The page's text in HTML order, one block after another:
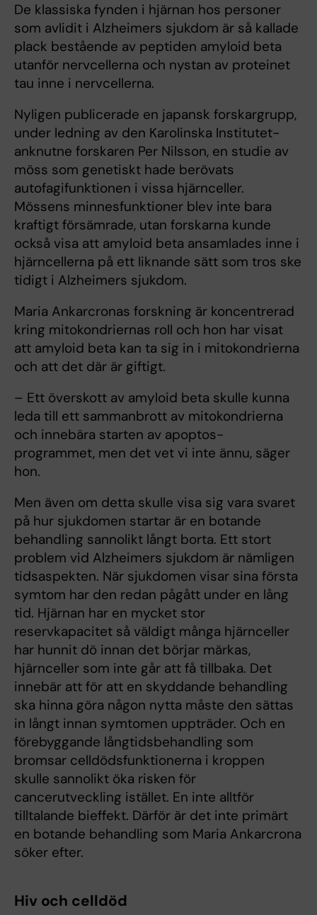
De klassiska fynden i hjärnan hos personer
som avlidit i Alzheimers sjukdom är så kallade
plack bestående av peptiden amyloid beta
utanför nervcellerna och nystan av proteinet
tau inne i nervcellerna.
Nyligen publicerade en japansk forskargrupp,
under ledning av den Karolinska Institutet-
anknutne forskaren Per Nilsson, en studie av
möss som genetiskt hade berövats
autofagifunktionen i vissa hjärnceller.
Mössens minnesfunktioner blev inte bara
kraftigt försämrade, utan forskarna kunde
också visa att amyloid beta ansamlades inne i
hjärncellerna på ett liknande sätt som tros ske
tidigt i Alzheimers sjukdom.
Maria Ankarcronas forskning är koncentrerad
kring mitokondriernas roll och hon har visat
att amyloid beta kan ta sig in i mitokondrierna
och att det där är giftigt.
– Ett överskott av amyloid beta skulle kunna
leda till ett sammanbrott av mitokondrierna
och innebära starten av apoptos-
programmet, men det vet vi inte ännu, säger
hon.
Men även om detta skulle visa sig vara svaret
på hur sjukdomen startar är en botande
behandling sannolikt långt borta. Ett stort
problem vid Alzheimers sjukdom är nämligen
tidsaspekten. När sjukdomen visar sina första
symtom har den redan pågått under en lång
tid. Hjärnan har en mycket stor
reservkapacitet så väldigt många hjärnceller
har hunnit dö innan det börjar märkas,
hjärnceller som inte går att få tillbaka. Det
innebär att för att en skyddande behandling
ska hinna göra någon nytta måste den sättas
in långt innan symtomen uppträder. Och en
förebyggande långtidsbehandling som
bromsar celldödsfunktionerna i kroppen
skulle sannolikt öka risken för
cancerutveckling istället. En inte alltför
tilltalande bieffekt. Därför är det inte primärt
en botande behandling som Maria Ankarcrona
söker efter.
Hiv och celldöd